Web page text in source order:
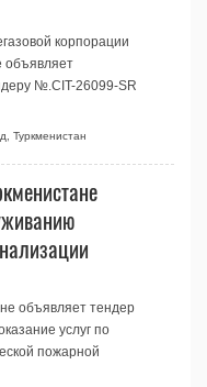
корпорации
объявляет
№.CIT-26099-SR
Туркменистан
объявляет тендер
услуг по
пожарной